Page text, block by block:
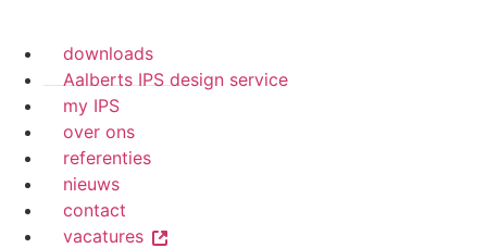
downloads
Aalberts IPS design service
my IPS
over ons
referenties
nieuws
contact
vacatures